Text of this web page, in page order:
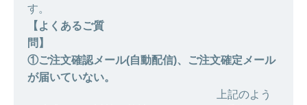
す
【よくあるご質
問
①ご注文確認メール(自動配信)、ご注文確定メール
が届いていない。
上記のよう